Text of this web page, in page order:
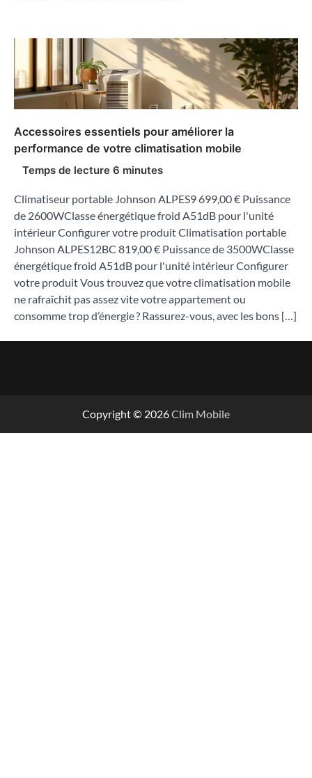
Accessoires essentiels pour améliorer la
performance de votre climatisation mobile
Climatiseur portable Johnson ALPES9 699,00 € Puissance
de 2600WClasse énergétique froid A51dB pour l'unité
intérieur Configurer votre produit Climatisation portable
Johnson ALPES12BC 819,00 € Puissance de 3500WClasse
énergétique froid A51dB pour l'unité intérieur Configurer
votre produit Vous trouvez que votre climatisation mobile
ne rafraîchit pas assez vite votre appartement ou
consomme trop d’énergie ? Rassurez-vous, avec les bons […]
Copyright © 2026Clim Mobile